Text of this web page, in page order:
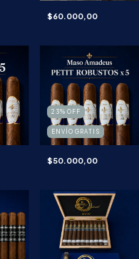
$60.000,00
23% OFF
ENVÍO GRATIS
$50.000,00